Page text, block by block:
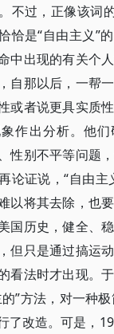
不过，正像该词
恰是“自由主义”
中出现的有关个
自那以后，一帮
或者说更具实质
作出分析。他
性别不平等问题
论证说，“自由主
以将其去除，也
国历史，健全、
但只是通过搞运
看法时才出现。
”方法，对一种
了改造。可是，